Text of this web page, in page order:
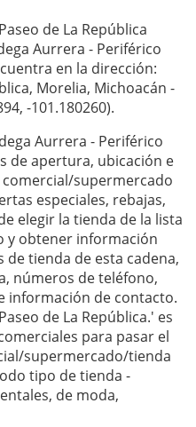
de La República
Aurrera - Periférico
en la dirección:
Morelia, Michoacán -
-101.180260).
Aurrera - Periférico
de apertura, ubicación e
supermercado
especiales, rebajas,
elegir la tienda de la lista
y obtener información
tienda de esta cadena,
números de teléfono,
información de contacto.
de La República.' es
para pasar el
supermercado/tienda
tipo de tienda -
de moda,